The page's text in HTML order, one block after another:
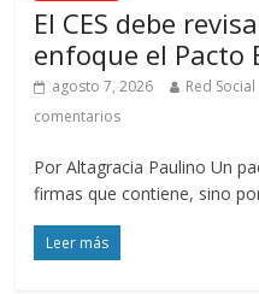
El CES debe
enfoque el Pacto
agosto 7, 2026 Red
comentarios
Por Altagracia Paulino Un
firmas que contiene, sino
Leer más